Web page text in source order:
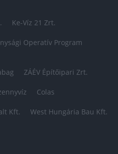
Ke-Víz 21 Zrt.
Operatív Program
ZÁÉV Építőipari Zrt.
Colas
Kft. West Hungária Bau Kft.